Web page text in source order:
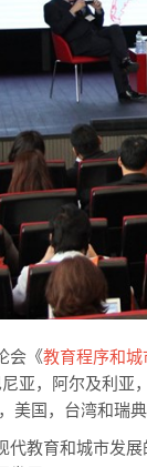
会《教育程序和城
亚，阿尔及利亚
美国，台湾和瑞
代教育和城市发